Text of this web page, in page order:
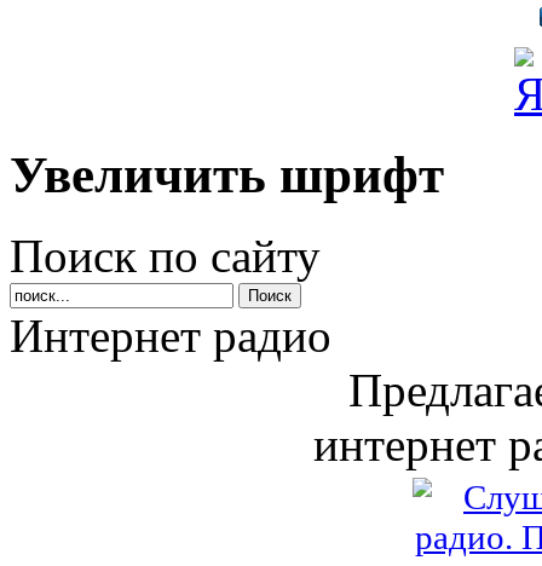
Увеличить шрифт
Поиск по сайту
Интернет радио
интернет